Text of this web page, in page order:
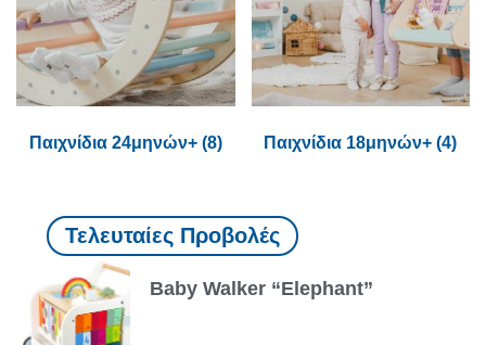
Παιχνίδια 24μηνών+ (8) Παιχνίδια 18μηνών+(4)
Τελευταίες Προβολές
Baby Walker “Elephant”